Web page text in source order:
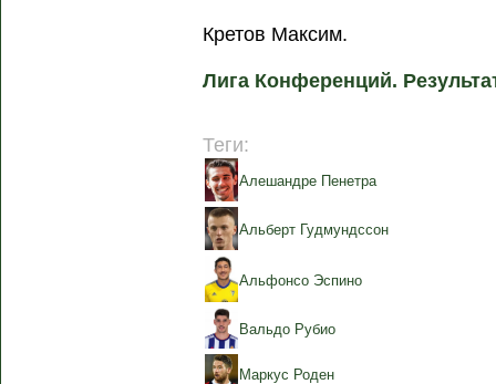
Кретов Максим.
Лига Конференций.
Теги:
Алешандре Пенетра
Альберт Гудмундссон
Альфонсо Эспино
Вальдо Рубио
Маркус Роден